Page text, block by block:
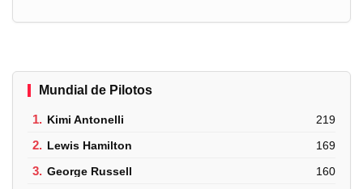
Mundial de Pilotos
1. Kimi Antonelli 219
2. Lewis Hamilton 169
3. George Russell 160